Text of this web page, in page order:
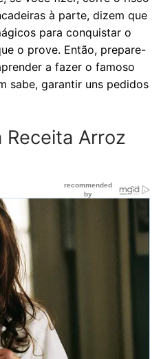
à parte, dizem que
para conquistar o
o prove. Então, prepare-
a fazer o famoso
sabe, garantir uns pedidos
Arroz